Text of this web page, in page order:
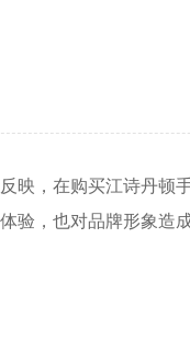
，在购买江诗丹顿手
验，也对品牌形象造